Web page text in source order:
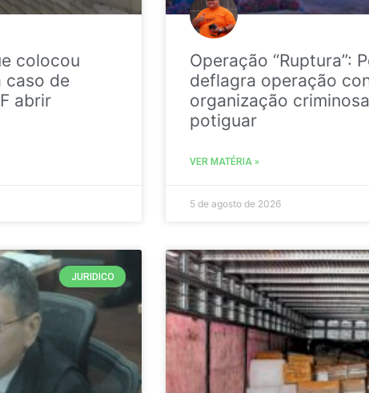
colocou
caso de
abrir
Operação “Ruptura”:
deflagra operação
organização
potiguar
VER MATÉRIA »
5 de agosto de 2026
JURIDICO